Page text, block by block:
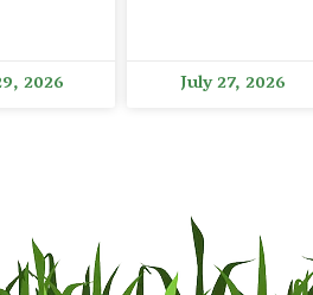
2026 July 27, 2026